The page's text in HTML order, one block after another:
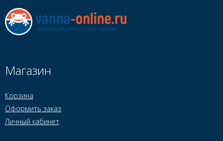
Магазин
Корзина
Оформить заказ
Личный кабинет